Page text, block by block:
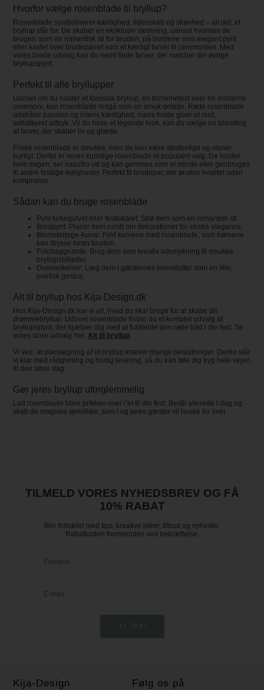
Hvorfor vælge rosenblade til bryllup?
Rosenblade symboliserer kærlighed, lidenskab og skønhed – alt det, et
bryllup står for. De skaber en eksklusiv stemning, uanset hvordan de
bruges: som en romantisk sti for bruden, på bordene som elegant pynt
eller kastet over brudeparret som et kærligt farvel til ceremonien. Med
vores brede udvalg kan du nemt finde farver, der matcher din øvrige
bryllupspynt.
Perfekt til alle bryllupper
Uanset om du holder et klassisk bryllup, en bohemefest eller en moderne
ceremoni, kan rosenblade indgå som en smuk detalje. Røde rosenblade
udstråler passion og intens kærlighed, mens hvide giver et rent,
sofistikeret udtryk. Vil du have et legende look, kan du vælge en blanding
af farver, der skaber liv og glæde.
Friske rosenblade er smukke, men de kan være skrøbelige og visner
hurtigt. Derfor er vores kunstige rosenblade et populært valg. De holder
hele dagen, ser naturtro ud og kan gemmes som et minde eller genbruges
til andre festlige lejligheder. Perfekt til brudepar, der ønsker kvalitet uden
kompromis.
Sådan kan du bruge rosenblade
Pynt kirkegulvet eller festlokalet: Strø dem som en romantisk sti.
Bordpynt: Placer dem rundt om dekorationer for ekstra elegance.
Blomsterpige-kurve: Fyld kurvene med rosenblade, som børnene
kan drysse foran bruden.
Fotobaggrunde: Brug dem som kreativ udsmykning til smukke
bryllupsbilleder.
Overraskelser: Læg dem i gæsternes konvolutter som en lille,
poetisk gestus.
Alt til bryllup hos Kija-Design.dk
Hos Kija-Design.dk har vi alt, hvad du skal bruge for at skabe dit
drømmebryllup. Udover rosenblade finder du et komplet udvalg af
bryllupspynt, der hjælper dig med at fuldende den røde tråd i din fest. Se
vores store udvalg her: Alt til bryllup.
Vi ved, at planlægning af et bryllup kræver mange beslutninger. Derfor står
vi klar med rådgivning og hurtig levering, så du kan føle dig tryg hele vejen
til den store dag.
Gør jeres bryllup uforglemmelig
Lad rosenblade blive prikken over i’et til din fest. Bestil allerede i dag og
skab de magiske øjeblikke, som I og jeres gæster vil huske for livet.
TILMELD VORES NYHEDSBREV OG FÅ
10% RABAT
Bliv forkælet med tips, kreative idéer, tilbud og nyheder.
Rabatkoden fremsendes ved bekræftelse.
Kija-Design Følg os på